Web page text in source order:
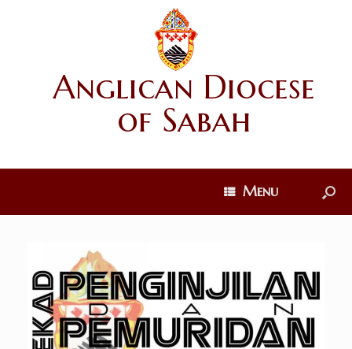
Anglican Diocese
of Sabah
Menu